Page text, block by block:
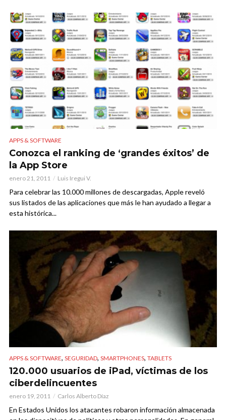
APPS & SOFTWARE
Conozca el ranking de ‘grandes éxitos’ de
la App Store
enero 21, 2011 Luis Iregui V.
Para celebrar las 10.000 millones de descargadas, Apple reveló
sus listados de las aplicaciones que más le han ayudado a llegar a
esta histórica...
APPS & SOFTWARE, SEGURIDAD, SMARTPHONES, TABLETS
120.000 usuarios de iPad, víctimas de los
ciberdelincuentes
enero 19, 2011 Carlos Alberto Díaz
En Estados Unidos los atacantes robaron información almacenada